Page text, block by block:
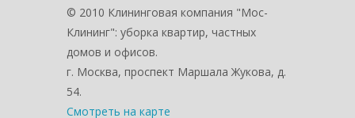
© 2010 Клининговая компания "Мос-
Клининг": уборка квартир, частных
домов и офисов.
г. Москва, проспект Маршала Жукова, д.
54.
Смотреть на карте